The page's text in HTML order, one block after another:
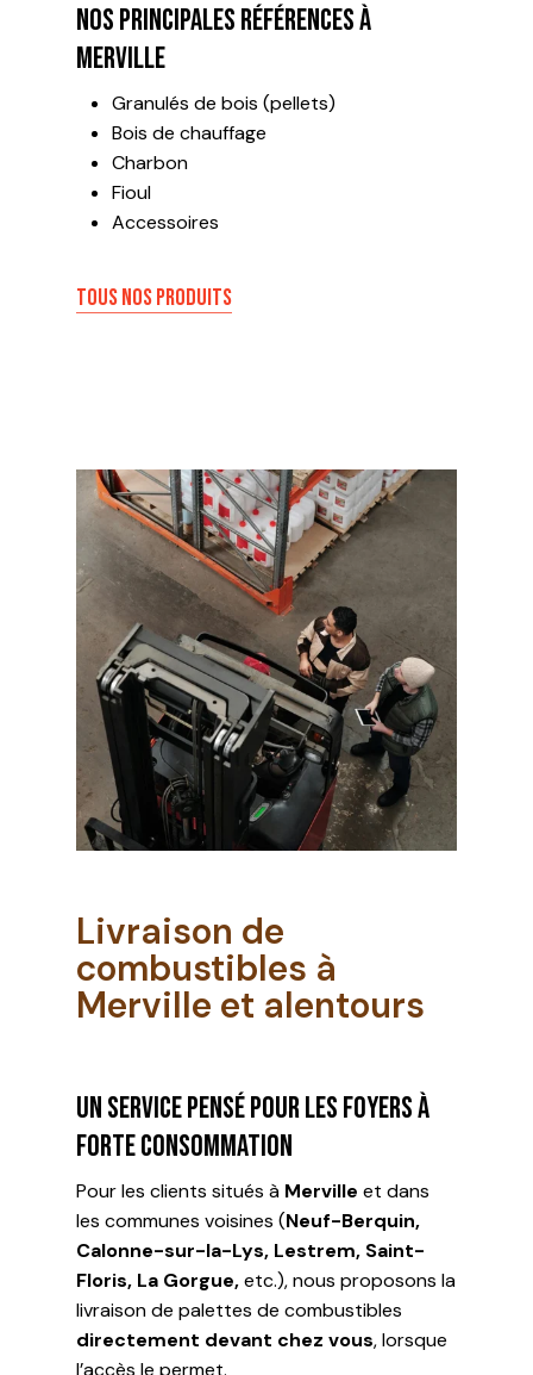
Nos principales références à
Merville
Granulés de bois (pellets)
Bois de chauffage
Charbon
Fioul
Accessoires
TOUS NOS PRODUITS
Livraison de
combustibles à
Merville et alentours
Un service pensé pour les foyers à
forte consommation
Pour les clients situés à Merville et dans
les communes voisines (Neuf-Berquin,
Calonne-sur-la-Lys, Lestrem, Saint-
Floris, La Gorgue,etc.), nous proposons la
livraison de palettes de combustibles
directement devant chez vous, lorsque
l’accès le permet.